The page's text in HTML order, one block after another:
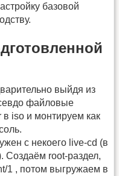
базовой
выйдя из
файловые
iso и монтируем как
с некоего live-cd (в
Создаём root-раздел,
1 , потом выгружаем в